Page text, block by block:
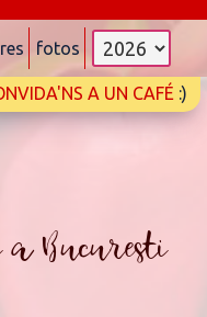
fotos
A UN CAFÉ :)
Bucuresti